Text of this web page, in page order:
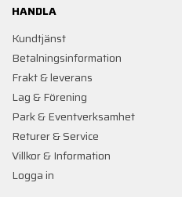
HANDLA
Kundtjänst
Betalningsinformation
Frakt & leverans
Lag & Förening
Park & Eventverksamhet
Returer & Service
Villkor & Information
Logga in